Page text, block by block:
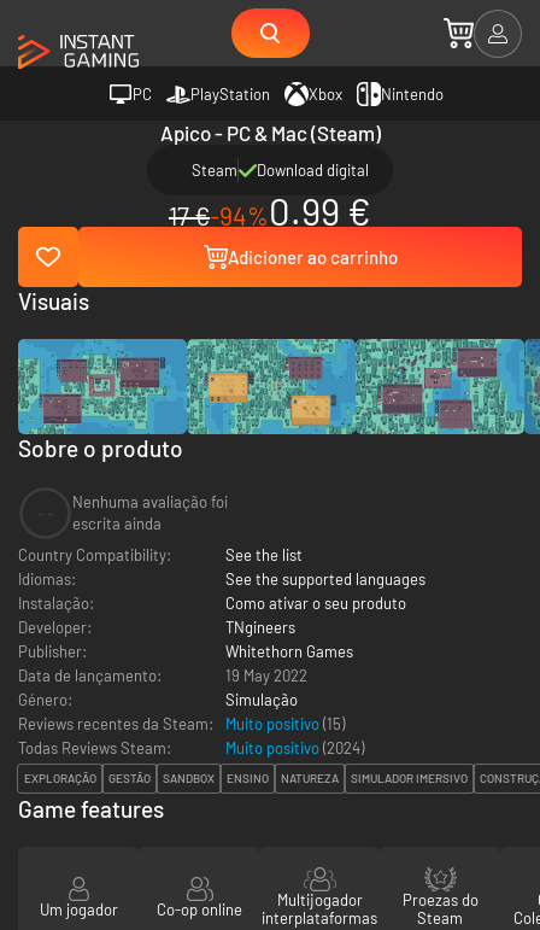
PC PlayStation Xbox Nintendo
Apico - PC & Mac (Steam)
Steam Download digital
17 €-94%0.99 €
Adicioner ao carrinho
Sobre o produto
Nenhuma avaliação foi
escrita ainda
Country Compatibility:
See the list
Idiomas:
See the supported languages
Instalação:
Como ativar o seu produto
Developer:
TNgineers
Publisher:
Whitethorn Games
Data de lançamento:
19 May 2022
Género:
Simulação
Reviews recentes da Steam:
Muito positivo(15)
Todas Reviews Steam:
Muito positivo(2024)
EXPLORAÇÃO GESTÃO SANDBOX ENSINO NATUREZA SIMULADOR IMERSIVO
Visuais
Game features
Um jogador Co-op online
Multijogador
interplataformas
Proezas do
Steam